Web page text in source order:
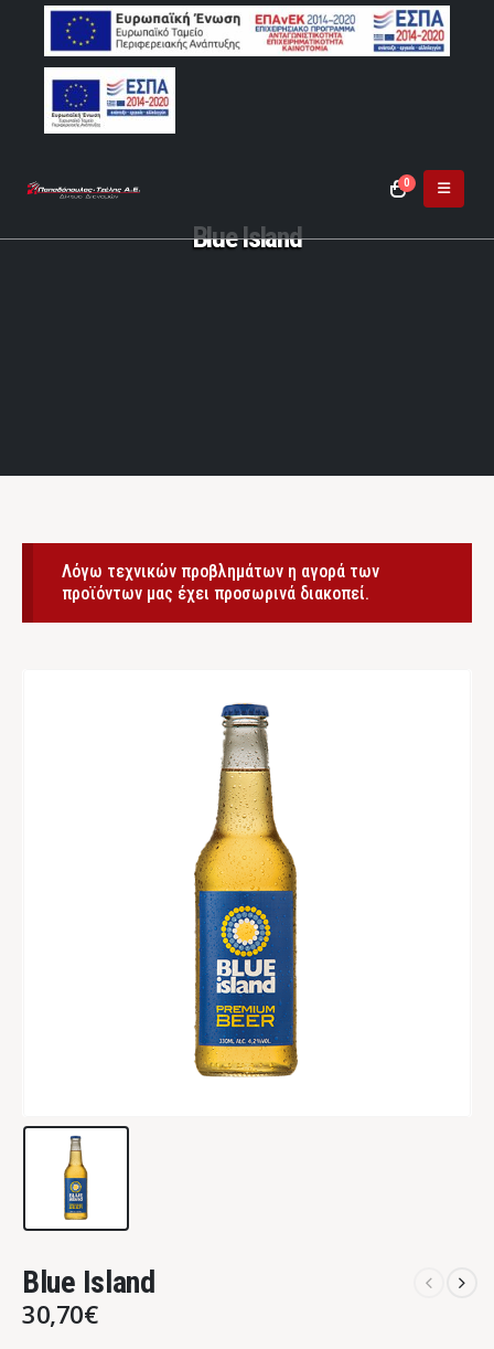
0
Blue Island
Λόγω τεχνικών προβλημάτων η αγορά των
προϊόντων μας έχει προσωρινά διακοπεί.
Blue Island
30,70€